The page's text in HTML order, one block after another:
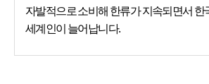
자발적으로 소비해 한류가 지속되면서 한
세계인이 늘어납니다.